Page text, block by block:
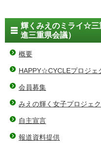
輝くみえのミライ☆三
進三重県会議）
概要
HAPPY☆CYCLEプロジェ
会員募集
みえの輝く女子プロジェ
自主宣言
報道資料提供